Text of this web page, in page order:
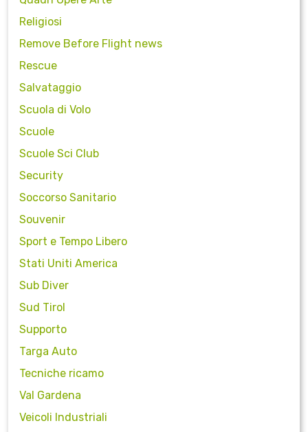
Religiosi
Remove Before Flight news
Rescue
Salvataggio
Scuola di Volo
Scuole
Scuole Sci Club
Security
Soccorso Sanitario
Souvenir
Sport e Tempo Libero
Stati Uniti America
Sub Diver
Sud Tirol
Supporto
Targa Auto
Tecniche ricamo
Val Gardena
Veicoli Industriali